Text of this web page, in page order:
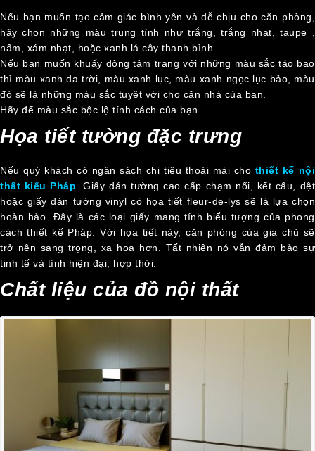
Nếu bạn muốn tạo cảm giác bình yên và dễ chịu cho căn phòng,
hãy chọn những màu trung tính như trắng, trắng nhạt, taupe ,
nấm, xám nhạt, hoặc xanh lá cây thanh bình.
Nếu bạn muốn khuấy động tâm trạng với những màu sắc táo bạo
thì màu xanh da trời, màu xanh lục, màu xanh ngọc lục bảo, màu
đỏ sẽ là những màu sắc tuyệt vời cho căn nhà của bạn.
Hãy để màu sắc bộc lộ tính cách của bạn.
Họa tiết tường đặc trưng
Nếu quý khách có ngân sách chi tiêu thoải mái cho thiết kế nội
thất kiểu Pháp . Giấy dán tường cao cấp chạm nổi, kết cấu, dệt
hoặc giấy dán tường vinyl có họa tiết fleur-de-lys sẽ là lựa chọn
hoàn hảo. Đây là các loại giấy mang tính biểu tượng của phong
cách thiết kế Pháp. Với họa tiết này, căn phòng của gia chủ sẽ
trở nên sang trọng, xa hoa hơn. Tất nhiên nó vẫn đảm bảo sự
tinh tế và tính hiện đại, hợp thời.
Chất liệu của đồ nội thất